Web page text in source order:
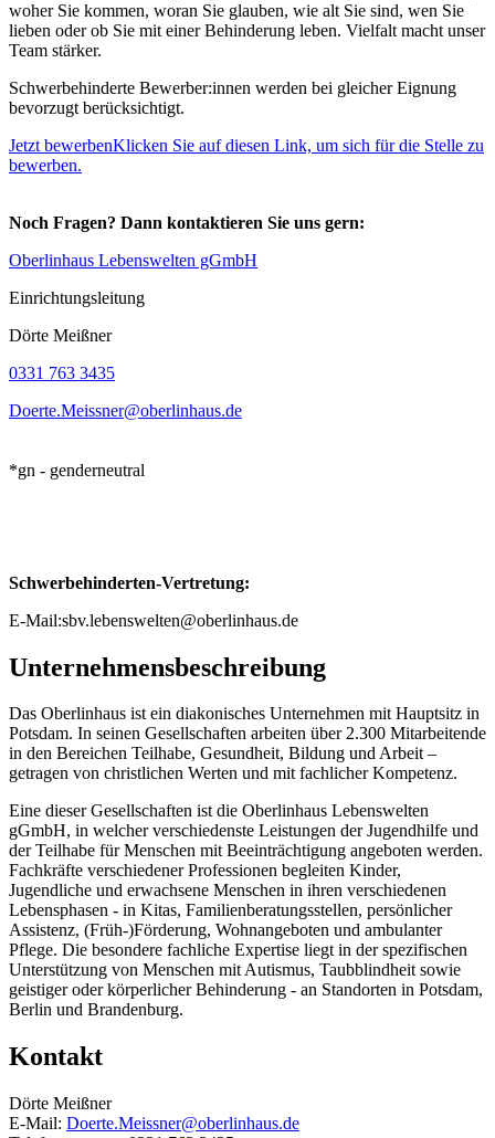
woher Sie kommen, woran Sie glauben, wie alt Sie sind, wen Sie
lieben oder ob Sie mit einer Behinderung leben. Vielfalt macht unser
Team stärker.
Schwerbehinderte Bewerber:innen werden bei gleicher Eignung
bevorzugt berücksichtigt.
Jetzt bewerbenKlicken Sie auf diesen Link, um sich für die Stelle zu
bewerben.
Noch Fragen? Dann kontaktieren Sie uns gern:
Oberlinhaus Lebenswelten gGmbH
Einrichtungsleitung
Dörte Meißner
0331 763 3435
Doerte.Meissner@oberlinhaus.de
*gn - genderneutral
Schwerbehinderten-Vertretung:
E-Mail:sbv.lebenswelten@oberlinhaus.de
Unternehmensbeschreibung
Das Oberlinhaus ist ein diakonisches Unternehmen mit Hauptsitz in
Potsdam. In seinen Gesellschaften arbeiten über 2.300 Mitarbeitende
in den Bereichen Teilhabe, Gesundheit, Bildung und Arbeit –
getragen von christlichen Werten und mit fachlicher Kompetenz.
Eine dieser Gesellschaften ist die Oberlinhaus Lebenswelten
gGmbH, in welcher verschiedenste Leistungen der Jugendhilfe und
der Teilhabe für Menschen mit Beeinträchtigung angeboten werden.
Fachkräfte verschiedener Professionen begleiten Kinder,
Jugendliche und erwachsene Menschen in ihren verschiedenen
Lebensphasen - in Kitas, Familienberatungsstellen, persönlicher
Assistenz, (Früh-)Förderung, Wohnangeboten und ambulanter
Pflege. Die besondere fachliche Expertise liegt in der spezifischen
Unterstützung von Menschen mit Autismus, Taubblindheit sowie
geistiger oder körperlicher Behinderung - an Standorten in Potsdam,
Berlin und Brandenburg.
Kontakt
Dörte Meißner
E-Mail: Doerte.Meissner@oberlinhaus.de